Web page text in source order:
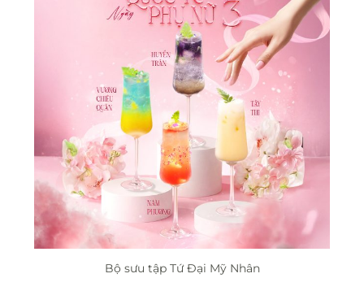
Bộ sưu tập Tứ Đại Mỹ Nhân